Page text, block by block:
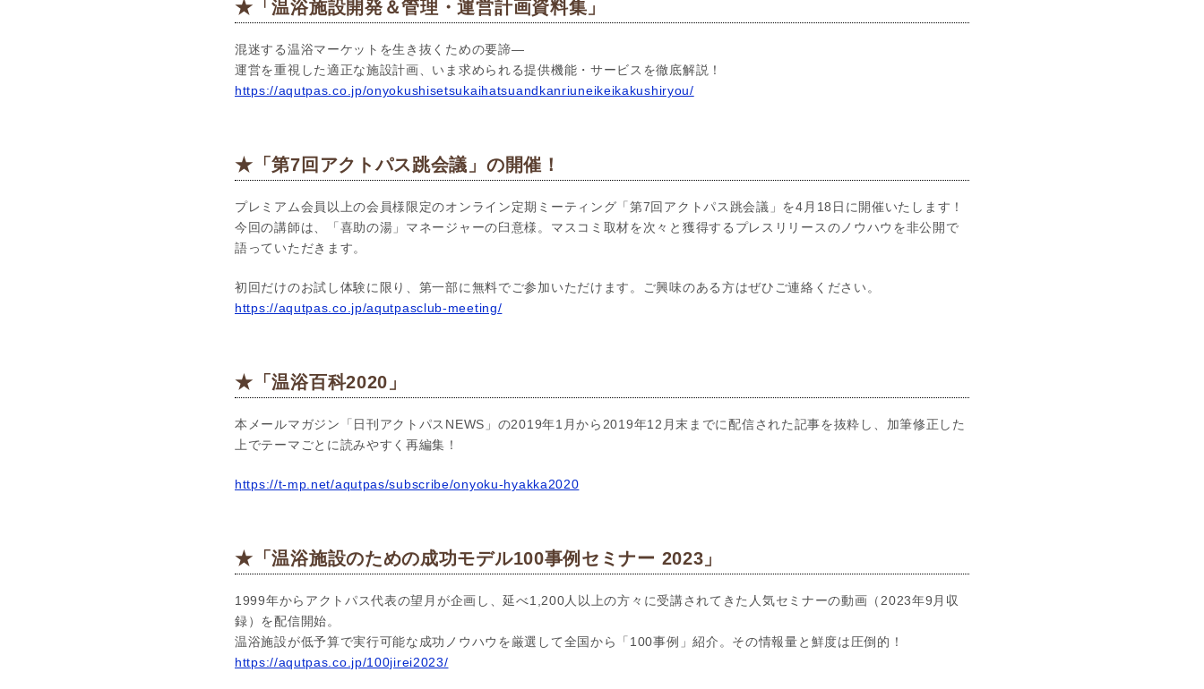
★「温浴施設開発＆管理・運営計画資料集」
混迷する温浴マーケットを生き抜くための要諦―
運営を重視した適正な施設計画、いま求められる提供機能・サービスを徹底解説！
https://aqutpas.co.jp/onyokushisetsukaihatsuandkanriuneikeikakushiryou/
★「第7回アクトパス跳会議」の開催！
プレミアム会員以上の会員様限定のオンライン定期ミーティング「第7回アクトパス跳会議」を4月18日に開催いたします！
今回の講師は、「喜助の湯」マネージャーの臼意様。マスコミ取材を次々と獲得するプレスリリースのノウハウを非公開で
語っていただきます。
初回だけのお試し体験に限り、第一部に無料でご参加いただけます。ご興味のある方はぜひご連絡ください。
https://aqutpas.co.jp/aqutpasclub-meeting/
★「温浴百科2020」
本メールマガジン「日刊アクトパスNEWS」の2019年1月から2019年12月末までに配信された記事を抜粋し、加筆修正した
上でテーマごとに読みやすく再編集！
https://t-mp.net/aqutpas/subscribe/onyoku-hyakka2020
★「温浴施設のための成功モデル100事例セミナー 2023」
1999年からアクトパス代表の望月が企画し、延べ1,200人以上の方々に受講されてきた人気セミナーの動画（2023年9月収
録）を配信開始。
温浴施設が低予算で実行可能な成功ノウハウを厳選して全国から「100事例」紹介。その情報量と鮮度は圧倒的！
https://aqutpas.co.jp/100jirei2023/